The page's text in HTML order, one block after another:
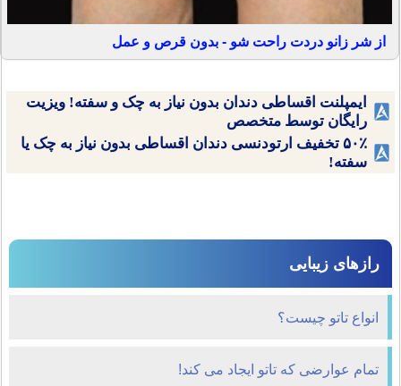
از شر زانو دردت راحت شو - بدون قرص و عمل
ایمپلنت اقساطی دندان بدون نیاز به چک و سفته! ویزیت
رایگان توسط متخصص
۵۰٪ تخفیف ارتودنسی دندان اقساطی بدون نیاز به چک یا
سفته!
رازهای زیبایی
انواع تاتو چیست؟
تمام عوارضی که تاتو ایجاد می کند!